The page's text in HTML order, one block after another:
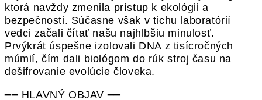
ktorá navždy zmenila prístup k ekológii a
bezpečnosti. Súčasne však v tichu laboratórií
vedci začali čítať našu najhlbšiu minulosť.
Prvýkrát úspešne izolovali DNA z tisícročných
múmií, čím dali biológom do rúk stroj času na
dešifrovanie evolúcie človeka.
━━ HLAVNÝ OBJAV ━━